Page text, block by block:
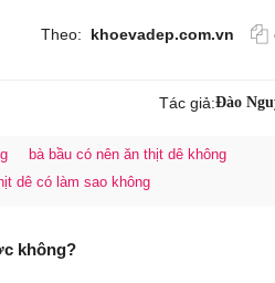
Theo: khoevadep.com.vn
Tác giả:Đào
bà bầu có nên ăn thịt dê không
dê có làm sao không
không?